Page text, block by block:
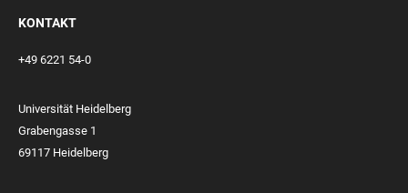
KONTAKT
+49 6221 54-0
Universität Heidelberg
Grabengasse 1
69117 Heidelberg